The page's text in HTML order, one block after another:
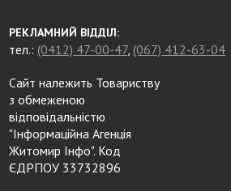
РЕКЛАМНИЙ ВІДДІЛ:
тел.: (0412) 47-00-47, (067) 412-63-04
Сайт належить Товариству
з обмеженою
відповідальністю
"Інформаційна Агенція
Житомир Інфо". Код
ЄДРПОУ 33732896